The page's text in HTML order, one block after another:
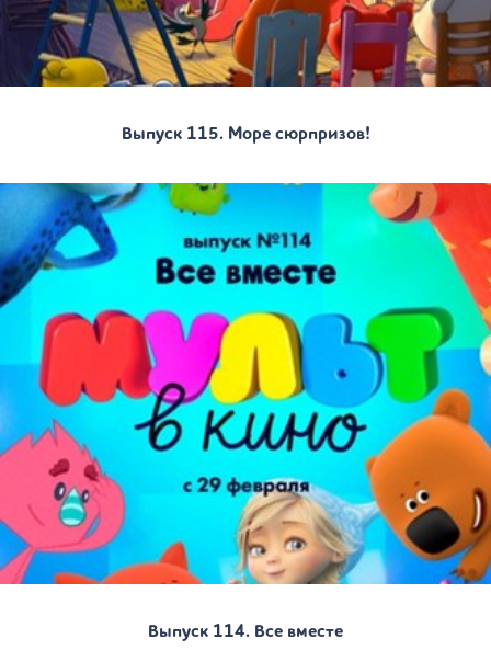
Выпуск 115. Море сюрпризов!
Выпуск 114. Все вместе